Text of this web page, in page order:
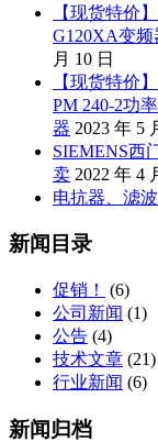
【现货特价
G120XA变频
月 10 日
【现货特价
PM 240-2功
器 2023 年 5
SIEMENS西
卖 2022 年 4
电抗器、滤
新闻目录
促销！
(6)
公司新闻 (1)
公告 (4)
技术文章 (21)
行业新闻 (6)
新闻归档